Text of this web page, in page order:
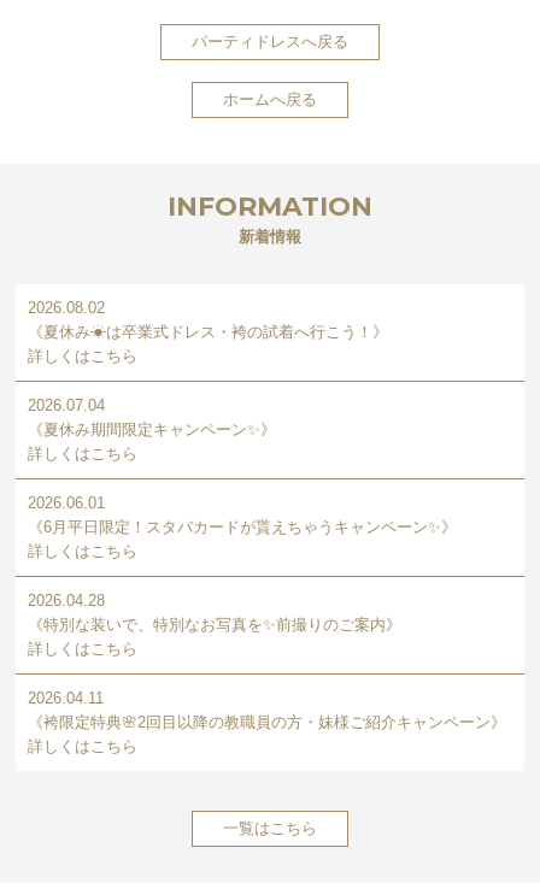
パーティドレスへ戻る
ホームへ戻る
INFORMATION
新着情報
2026.08.02
《夏休み☀は卒業式ドレス・袴の試着へ行こう！》
詳しくはこちら
2026.07.04
《夏休み期間限定キャンペーン✨》
詳しくはこちら
2026.06.01
《6月平日限定！スタバカードが貰えちゃうキャンペーン✨》
詳しくはこちら
2026.04.28
《特別な装いで、特別なお写真を✨前撮りのご案内》
詳しくはこちら
2026.04.11
《袴限定特典🌸2回目以降の教職員の方・妹様ご紹介キャンペーン》
詳しくはこちら
一覧はこちら